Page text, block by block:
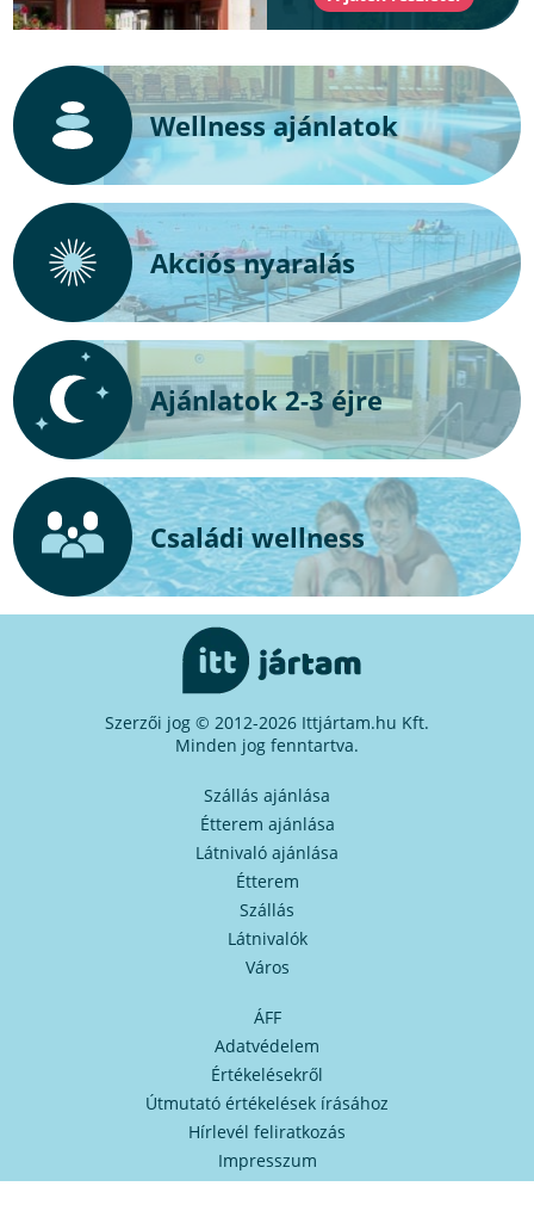
Wellness ajánlatok
Akciós nyaralás
Ajánlatok 2-3 éjre
Családi wellness
Szerzői jog © 2012-2026 Ittjártam.hu Kft.
Minden jog fenntartva.
Szállás ajánlása
Étterem ajánlása
Látnivaló ajánlása
Étterem
Szállás
Látnivalók
Város
ÁFF
Adatvédelem
Értékelésekről
Útmutató értékelések írásához
Hírlevél feliratkozás
Impresszum